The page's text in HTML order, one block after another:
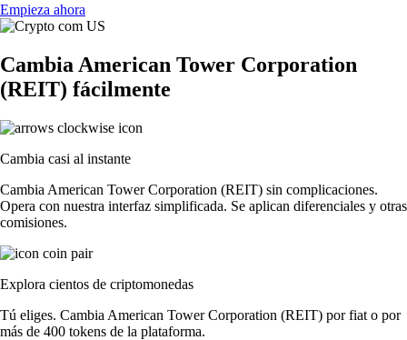
Empieza ahora
Cambia American Tower Corporation
(REIT) fácilmente
Cambia casi al instante
Cambia American Tower Corporation (REIT) sin complicaciones.
Opera con nuestra interfaz simplificada. Se aplican diferenciales y otras
comisiones.
Explora cientos de criptomonedas
Tú eliges. Cambia American Tower Corporation (REIT) por fiat o por
más de 400 tokens de la plataforma.